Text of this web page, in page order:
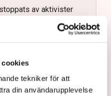
cookies
tekniker för att
din användarupplevelse
av aktivister
förklarar polisens
cirka 120